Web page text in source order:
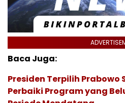
Baca Juga:
Presiden Terpilih Prabowo
Perbaiki Program yang